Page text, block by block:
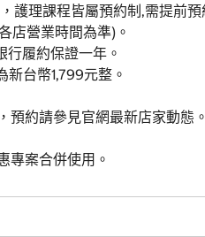
護理課程皆屬預約制,需提前
店營業時間為準)。
行履約保證一年。
台幣1,799元整。
預約請參見官網最新店家動態。
專案合併使用。